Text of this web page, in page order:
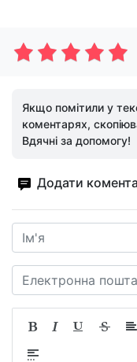
Якщо помітили у
коментарях,
Вдячні за допомогу!
Додати